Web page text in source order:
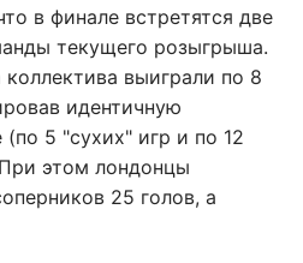
в финале встретятся две
текущего розыгрыша.
выиграли по 8
идентичную
5 "сухих" игр и по 12
этом лондонцы
25 голов, а